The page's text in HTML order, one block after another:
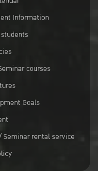
Information
courses
Goals
rental service